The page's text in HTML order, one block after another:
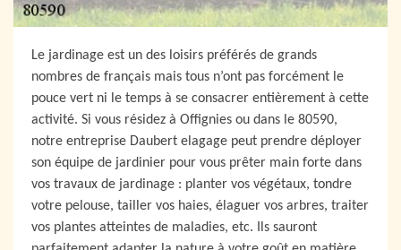
Le jardinage est un des loisirs préférés de grands
nombres de français mais tous n’ont pas forcément le
pouce vert ni le temps à se consacrer entièrement à cette
activité. Si vous résidez à Offignies ou dans le 80590,
notre entreprise Daubert elagage peut prendre déployer
son équipe de jardinier pour vous prêter main forte dans
vos travaux de jardinage : planter vos végétaux, tondre
votre pelouse, tailler vos haies, élaguer vos arbres, traiter
vos plantes atteintes de maladies, etc. Ils sauront